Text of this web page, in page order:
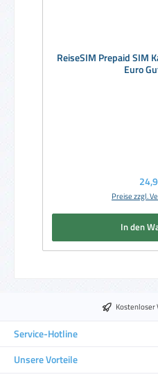
ReiseSIM Prepaid SIM
Euro
Preise zzgl.
In den
Kostenloser
Service-Hotline
Unsere Vorteile